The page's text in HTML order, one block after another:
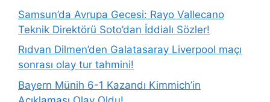
Samsun’da Avrupa Gecesi: Rayo Vallecano
Teknik Direktörü Soto’dan İddialı Sözler!
Rıdvan Dilmen’den Galatasaray Liverpool maçı
sonrası olay tur tahmini!
Bayern Münih 6-1 Kazandı Kimmich’in